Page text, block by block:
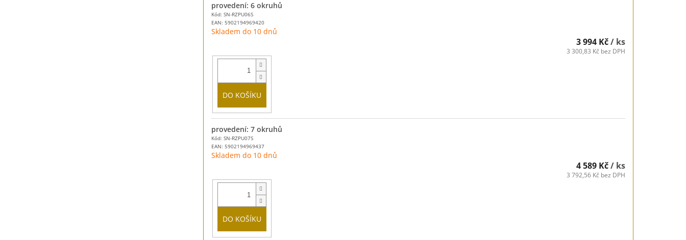
Kód: SN-RZPU06S
EAN: 5902194969420
provedení: 6 okruhů
Skladem do 10 dnů
3 994 Kč/ ks
3 300,83 Kč bez DPH
DO KOŠÍKU
Kód: SN-RZPU07S
EAN: 5902194969437
provedení: 7 okruhů
Skladem do 10 dnů
4 589 Kč/ ks
3 792,56 Kč bez DPH
DO KOŠÍKU